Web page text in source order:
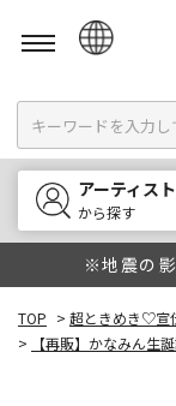
English
한국어
中文
アーティス
から探す
※地震の
TOP > 超ときめき♡宣
>
【再販】かなみん生